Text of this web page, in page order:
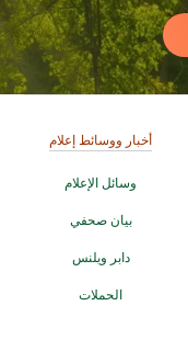
أخبار ووسائط إعلام
وسائل الإعلام
بيان صحفي
دابر ويلنس
الحملات